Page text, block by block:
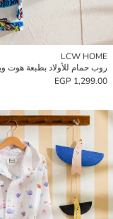
LCW HOME
روب حمام للأولاد بطبعة هوت
1,299.00 EGP